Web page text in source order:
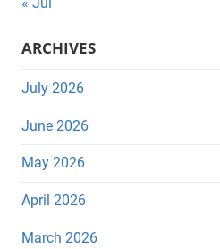
ARCHIVES
July 2026
June 2026
May 2026
April 2026
March 2026